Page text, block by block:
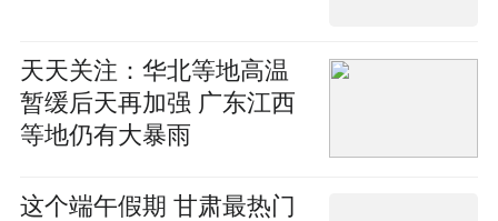
天天关注：华北等地高温
暂缓后天再加强 广东江西
等地仍有大暴雨
这个端午假期 甘肃最热门